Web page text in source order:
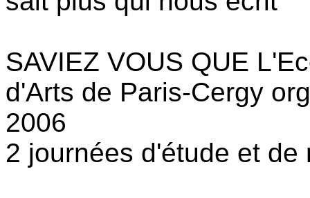
SAVIEZ VOUS QUE
d'Arts de Paris-Cergy
2006
2 journées d'étude et